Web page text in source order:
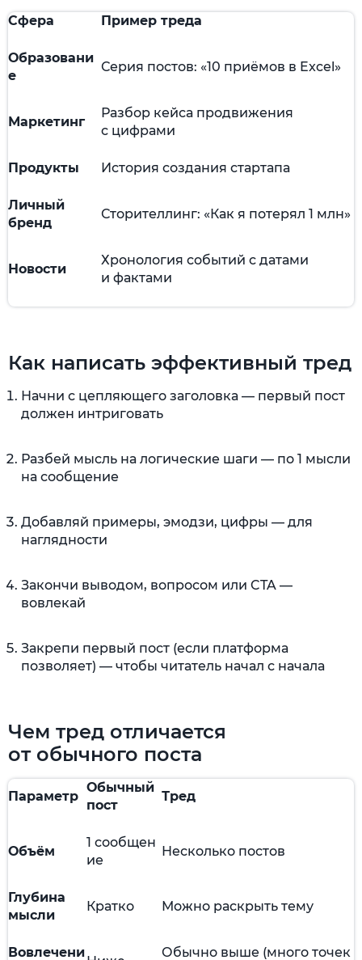
Сфера Пример треда
Образовани
е
Серия постов: «10 приёмов в Excel»
Маркетинг
Разбор кейса продвижения
с цифрами
Продукты История создания стартапа
Личный
бренд
Сторителлинг: «Как я потерял 1 млн»
Новости
Хронология событий с датами
и фактами
Как написать эффективный тред
Начни с цепляющего заголовка — первый пост
должен интриговать
Разбей мысль на логические шаги — по 1 мысли
на сообщение
Добавляй примеры, эмодзи, цифры — для
наглядности
Закончи выводом, вопросом или CTA —
вовлекай
Закрепи первый пост (если платформа
позволяет) — чтобы читатель начал с начала
Чем тред отличается
от обычного поста
Параметр
Обычный
пост
Тред
Объём
1 сообщен
ие
Несколько постов
Глубина
мысли
Кратко Можно раскрыть тему
Вовлечени Обычно выше (много точек